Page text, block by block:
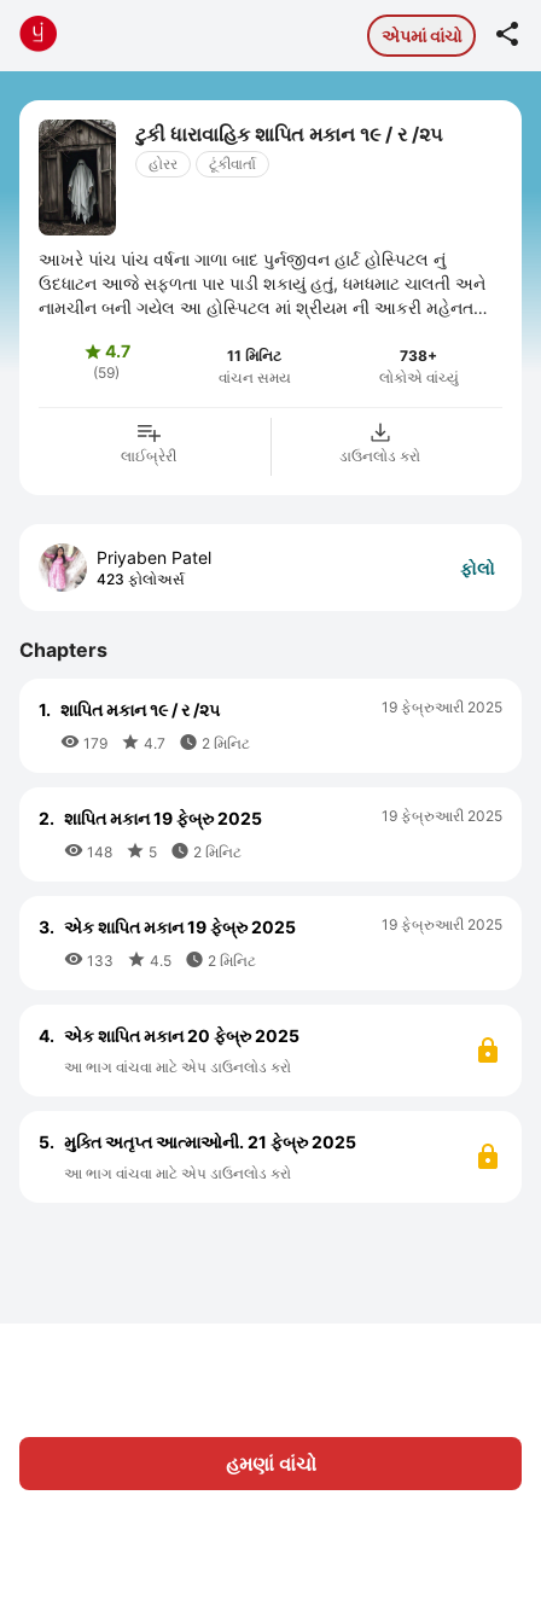
એપમાં વાંચો 
ટુકી ધારાવાહિક શાપિત મકાન ૧૯ / ર /૨૫
હોરર ટૂંકીવાર્તા
આખરે પાંચ પાંચ વર્ષના ગાળા બાદ પુર્નજીવન હાર્ટ હોસ્પિટલ નું
ઉદધાટન આજે સફળતા પાર પાડી શકાયું હતું, ધમધમાટ ચાલતી અને
નામચીન બની ગયેલ આ હોસ્પિટલ માં શ્રીયમ ની આકરી મહેનત
4.7
(59)
11 મિનિટ
વાંચન સમય
738+
લોકોએ વાંચ્યું
લાઈબ્રેરી ડાઉનલોડ કરો
હમણાં વાંચો
Priyaben Patel
423 ફોલોઅર્સ
ફોલો
Chapters
1. શાપિત મકાન ૧૯ / ર /૨૫
 179  4.7  2 મિનિટ
19 ફેબ્રુઆરી 2025
2. શાપિત મકાન 19 ફેબ્રુ 2025
 148  5  2 મિનિટ
19 ફેબ્રુઆરી 2025
3. એક શાપિત મકાન 19 ફેબ્રુ 2025
 133  4.5  2 મિનિટ
19 ફેબ્રુઆરી 2025
4. એક શાપિત મકાન 20 ફેબ્રુ 2025
આ ભાગ વાંચવા માટે એપ ડાઉનલોડ કરો
5. મુક્તિ અતૃપ્ત આત્માઓની. 21 ફેબ્રુ 2025
આ ભાગ વાંચવા માટે એપ ડાઉનલોડ કરો
હોમ શ્રેણી લખો લેખો સાઈન ઇન